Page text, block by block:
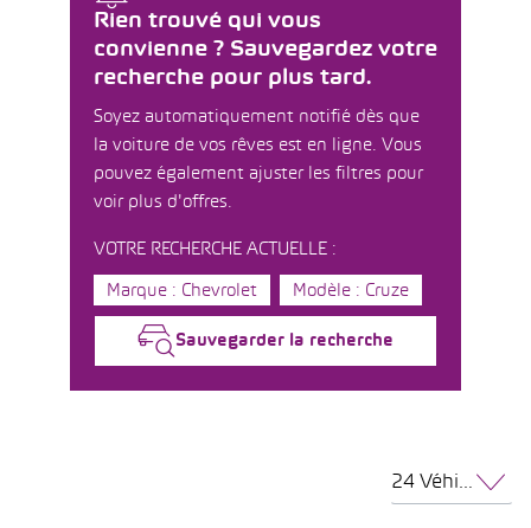
Rien trouvé qui vous
convienne ? Sauvegardez votre
recherche pour plus tard.
Soyez automatiquement notifié dès que
la voiture de vos rêves est en ligne. Vous
pouvez également ajuster les filtres pour
voir plus d'offres.
VOTRE RECHERCHE ACTUELLE :
Marque : Chevrolet Modèle : Cruze
Sauvegarder la recherche
24 Véhicules par page